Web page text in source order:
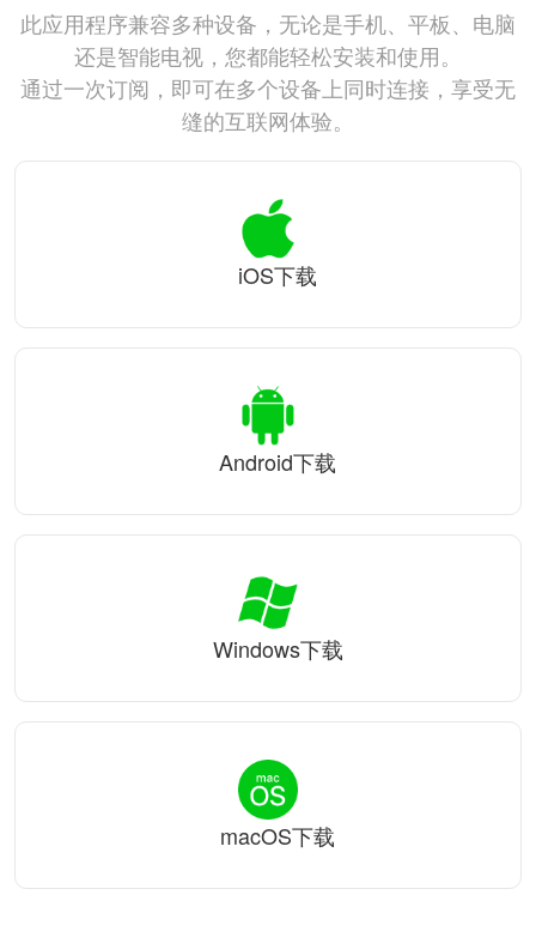
此应用程序兼容多种设备，无论是手机、平板、电脑
还是智能电视，您都能轻松安装和使用。
通过一次订阅，即可在多个设备上同时连接，享受无
缝的互联网体验。
iOS下载
Android下载
Windows下载
macOS下载